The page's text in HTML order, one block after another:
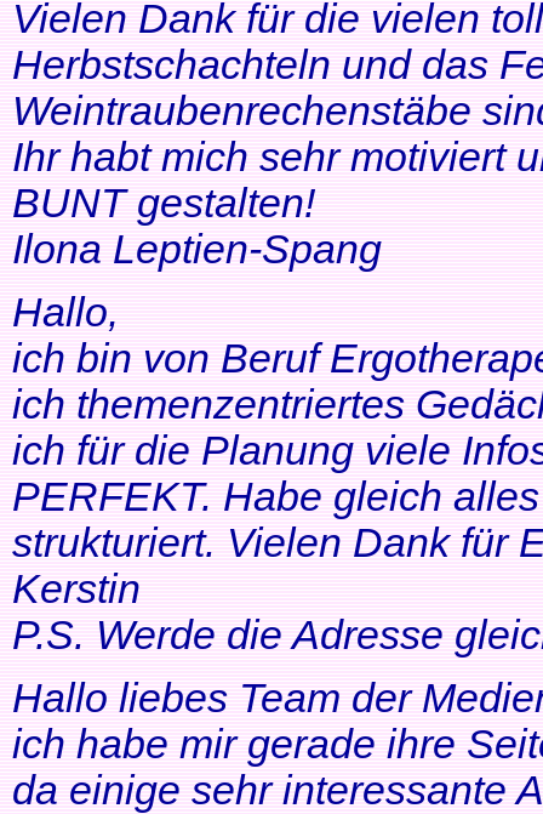
Vielen Dank für die vielen
Herbstschachteln und das
Weintraubenrechenstäbe
Ihr habt mich sehr motiviert
BUNT gestalten!
Ilona Leptien-Spang
Hallo,
ich bin von Beruf
ich themenzentriertes
ich für die Planung viele
PERFEKT. Habe gleich
strukturiert. Vielen Dank für
Kerstin
P.S. Werde die Adresse
Hallo liebes Team der
ich habe mir gerade ihre
da einige sehr interessante